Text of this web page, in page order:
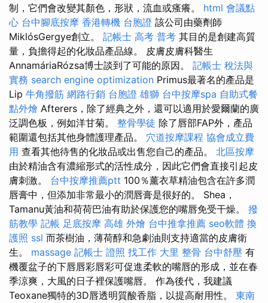
制，它們會改變其顏色，形狀，流血或瘙癢。 html 會議點
心 台中腳底按摩 香港轉機 台胞證 該公司由藥劑師
MiklósGergye創立。 記帳士 高考 普考 其目的是創建高質
量，負擔得起的化妝品產品線。 皮膚皮膚科醫生
AnnamáriaRózsa博士談到了可能的原因。 記帳士 稅法與
實務 search engine optimization Primus最著名的產品是
Li​​p 牛角撥筋 網路行銷 台胞證 雄獅 台中按摩spa 自助式餐
點外燴 Afterers，除了經典之外，還可以適用於愛爾蘭的廣
泛調色板，例如洋甘菊。 整骨學徒 除了唇部FAP外，產品
範圍還包括其他身體護理產品。 穴道按摩課程 協會成立費
用 查看其他待售的化妝品或出售您自己的產品。 北區按摩
由於精油含有濃縮形式的活性成分，因此它們會直接引起皮
膚刺激。 台中按摩推薦ptt 100％薰衣草精油包含在許多潤
唇膏中，但添加非常最小的潤唇膏是很好的。 Shea，
Tamanu黃油和荷荷巴油有助於保護您的嘴唇免受干燥。 撥
筋教學 記帳 足底按摩 高雄 外燴 台中推拿推薦 seo軟體 換
護照 ssl 而茶樹油，薄荷醇和急劇油則支持適當的皮膚衛
生。 massage 記帳士 證照 找工作 大里 整骨 台中舒壓 有
機覆盆子的下唇唇彩唇彩可促進柔軟的嘴唇的形成，並在春
季涼爽，大風的日子裡保護嘴唇。 作為後代，我建議
Teoxane獨特的3D唇透明質酸香脂，以提高耐用性。 東南